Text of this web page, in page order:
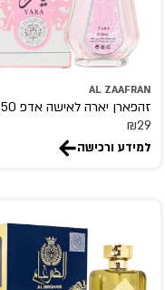
AL ZAAFRAN
זהפארן יארה לאישה אדפ 50מל
₪29
למידע ורכישה